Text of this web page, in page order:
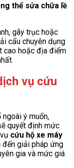
thể sửa chữa lề
gãy trục hoặc
cẩu chuyên dụng
cao hoặc địa điểm
vụ cứu
ý muốn,
quyết định mức
cứu hộ xe máy
đến giải pháp ứng
gia và mức giá